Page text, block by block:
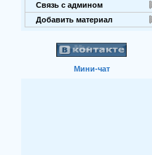
Связь с админом
Добавить материал
Мини-чат